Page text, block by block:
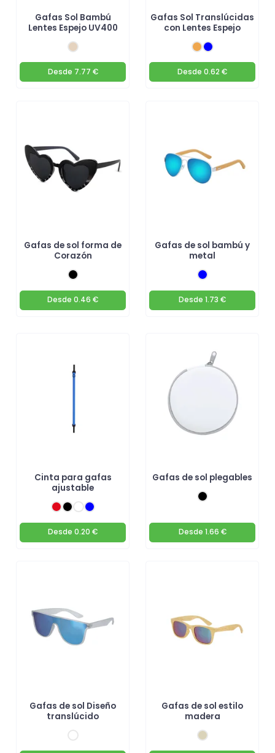
Gafas Sol Bambú
Lentes Espejo UV400
Desde 7.77 €
Gafas Sol Translúcidas
con Lentes Espejo
Desde 0.62 €
Gafas de sol forma de
Corazón
Desde 0.46 €
Gafas de sol bambú y
metal
Desde 1.73 €
Cinta para gafas
ajustable
Desde 0.20 €
Gafas de sol plegables
Desde 1.66 €
Gafas de sol Diseño
translúcido
Gafas de sol estilo
madera